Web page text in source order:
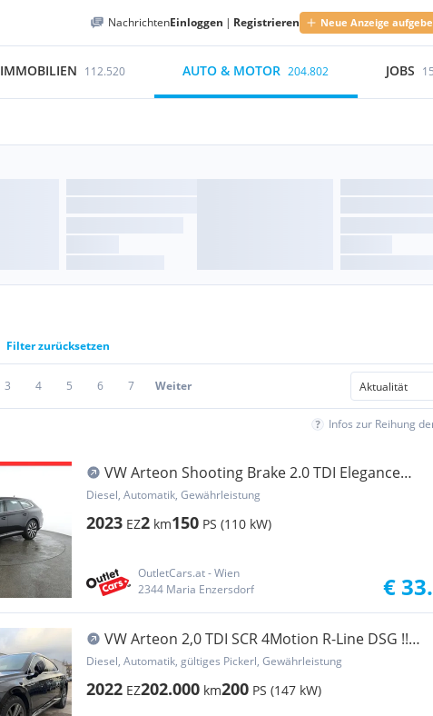
NachrichtenEinloggen | Registrieren Neue Anzeige
IMMOBILIEN 112.520 AUTO & MOTOR 204.802 JOBS
Filter zurücksetzen
3 4 5 6 7 Weiter
Infos zur Reihung
VW Arteon Shooting Brake 2.0 TDI Elegance
ASSIST+LM
Diesel, Automatik, Gewährleistung
2023 EZ2 km150 PS (110 kW)
OutletCars.at - Wien
2344 Maria Enzersdorf
€
VW Arteon 2,0 TDI SCR 4Motion R-Line DSG !!
VIGN...
Diesel, Automatik, gültiges Pickerl, Gewährleistung
2022 EZ202.000 km200 PS (147 kW)